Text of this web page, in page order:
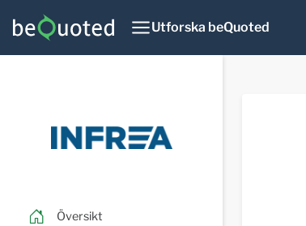
Utforska beQuoted
Översikt